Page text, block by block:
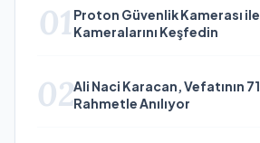
01 Proton Güvenlik Kamerası
Kameralarını Keşfedin
02Ali Naci Karacan, Vefatının
Rahmetle Anılıyor